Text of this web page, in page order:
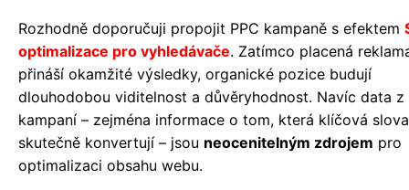
Rozhodně doporučuji propojit PPC kampaně s efektem
optimalizace pro vyhledávače. Zatímco placená
přináší okamžité výsledky, organické pozice budují
dlouhodobou viditelnost a důvěryhodnost. Navíc data z
kampaní – zejména informace o tom, která klíčová slova
skutečně konvertují – jsou neocenitelným zdrojem pro
optimalizaci obsahu webu.